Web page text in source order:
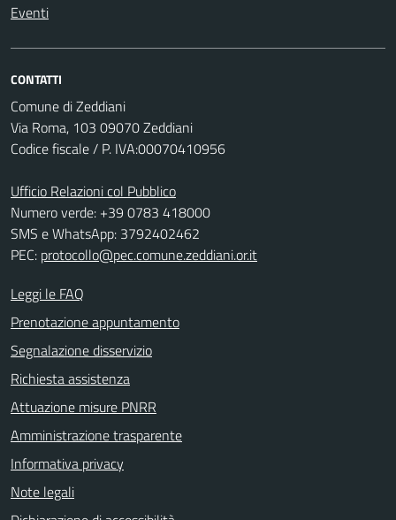
Eventi
CONTATTI
Comune di Zeddiani
Via Roma, 103 09070 Zeddiani
Codice fiscale / P. IVA:00070410956
Ufficio Relazioni col Pubblico
Numero verde: +39 0783 418000
SMS e WhatsApp: 3792402462
PEC: protocollo@pec.comune.zeddiani.or.it
Leggi le FAQ
Prenotazione appuntamento
Segnalazione disservizio
Richiesta assistenza
Attuazione misure PNRR
Amministrazione trasparente
Informativa privacy
Note legali